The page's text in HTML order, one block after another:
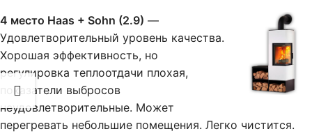
4 место Haas + Sohn (2.9) —
Удовлетворительный уровень качества.
Хорошая эффективность, но
регулировка теплоотдачи плохая,
показатели выбросов
неудовлетворительные. Может
перегревать небольшие помещения. Легко чистится.